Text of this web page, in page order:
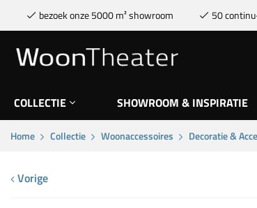
bezoek onze 5000 m² showroom 50
COLLECTIE SHOWROOM & INSPIRATIE
Home Collectie Woonaccessoires Decoratie &
Vorige